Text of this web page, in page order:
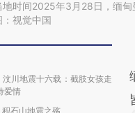
地时间2025年3月28日，缅甸
：视觉中国
汶川地震十六载：截肢女孩走
爱情
积石山地震之殇